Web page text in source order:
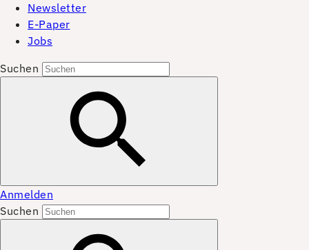
Newsletter
E-Paper
Jobs
Suchen
Anmelden
Suchen